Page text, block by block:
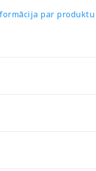
par produktu